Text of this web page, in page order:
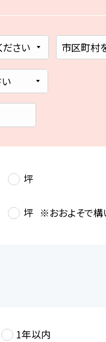
坪
坪 ※おおよそで構
1年以内